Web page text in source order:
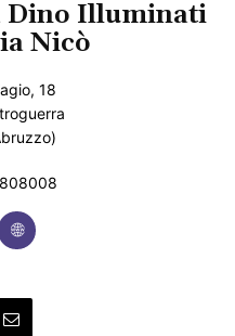
Dino Illuminati
Nicò
18